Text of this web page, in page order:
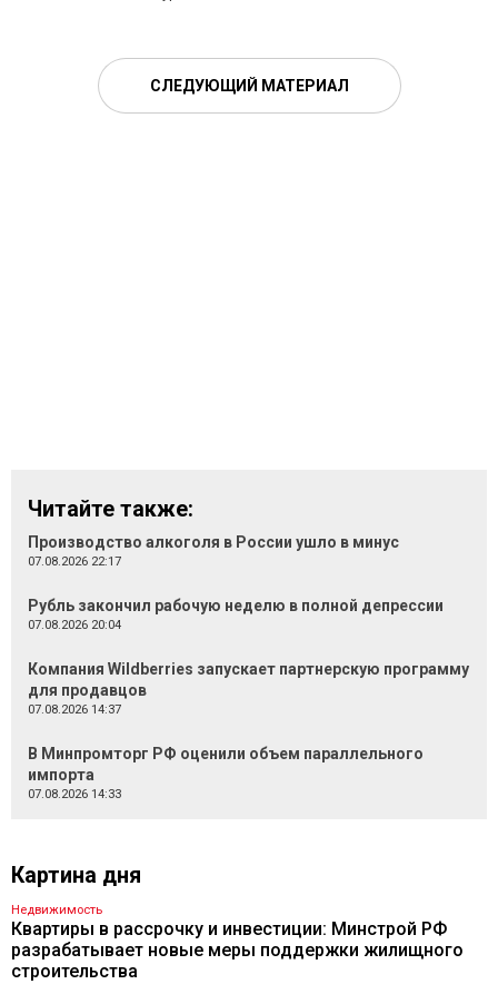
СЛЕДУЮЩИЙ МАТЕРИАЛ
Читайте также:
Производство алкоголя в России ушло в минус
07.08.2026 22:17
Рубль закончил рабочую неделю в полной депрессии
07.08.2026 20:04
Компания Wildberries запускает партнерскую программу
для продавцов
07.08.2026 14:37
В Минпромторг РФ оценили объем параллельного
импорта
07.08.2026 14:33
Картина дня
Недвижимость
Квартиры в рассрочку и инвестиции: Минстрой РФ
разрабатывает новые меры поддержки жилищного
строительства